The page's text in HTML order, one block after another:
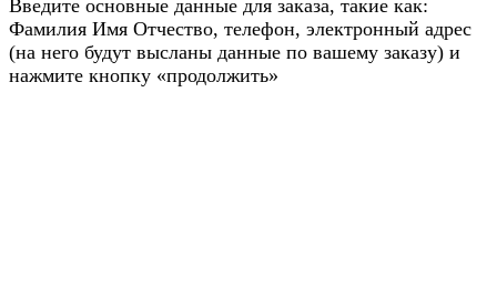
Введите основные данные для заказа, такие как:
Фамилия Имя Отчество, телефон, электронный адрес
(на него будут высланы данные по вашему заказу) и
нажмите кнопку «продолжить»